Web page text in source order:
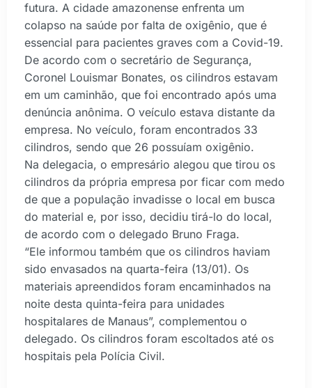
futura. A cidade amazonense enfrenta um
colapso na saúde por falta de oxigênio, que é
essencial para pacientes graves com a Covid-19.
De acordo com o secretário de Segurança,
Coronel Louismar Bonates, os cilindros estavam
em um caminhão, que foi encontrado após uma
denúncia anônima. O veículo estava distante da
empresa. No veículo, foram encontrados 33
cilindros, sendo que 26 possuíam oxigênio.
Na delegacia, o empresário alegou que tirou os
cilindros da própria empresa por ficar com medo
de que a população invadisse o local em busca
do material e, por isso, decidiu tirá-lo do local,
de acordo com o delegado Bruno Fraga.
“Ele informou também que os cilindros haviam
sido envasados na quarta-feira (13/01). Os
materiais apreendidos foram encaminhados na
noite desta quinta-feira para unidades
hospitalares de Manaus”, complementou o
delegado. Os cilindros foram escoltados até os
hospitais pela Polícia Civil.